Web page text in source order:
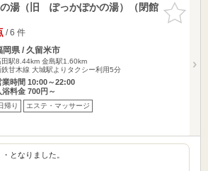
お気に入
りに追加
湯（旧 ぽっかぽかの湯）（閉館
/ 6 件
岡県 / 久留米市
田駅8.44km 金島駅1.60km
鉄甘木線 大城駅よりタクシー利用5分
業時間 10:00～22:00
浴料金 700円～
帰り エステ・マッサージ
となりました。